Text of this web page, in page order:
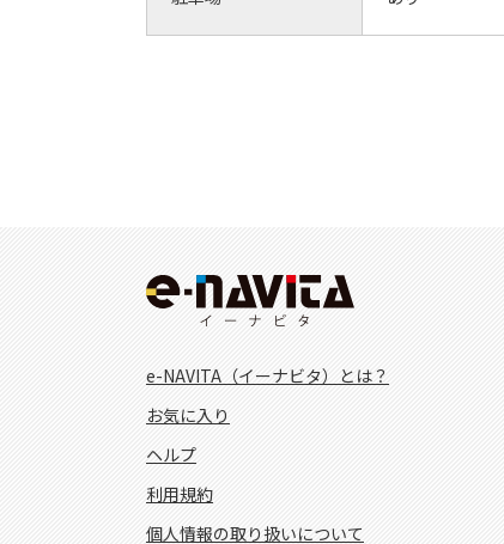
e-NAVITA（イーナビタ）とは？
お気に入り
ヘルプ
利用規約
個人情報の取り扱いについて